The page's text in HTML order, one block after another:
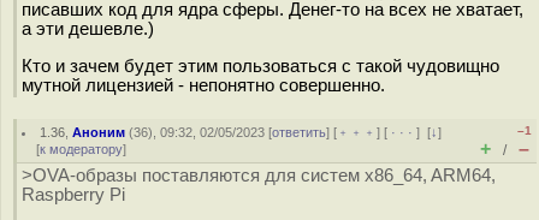
писавших код для ядра сферы. Денег-то на всех не хватает,
а эти дешевле.)
Кто и зачем будет этим пользоваться с такой чудовищно
мутной лицензией - непонятно совершенно.
1.36 ,Аноним (36), 09:32, 02/05/2023 [ответить] [ ﹢﹢﹢] [ · · ·][↓]
[к модератору]
–1
+ / –
>OVA-образы поставляются для систем x86_64, ARM64,
Raspberry Pi